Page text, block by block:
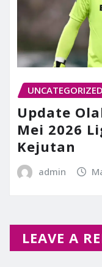
UNCATEGORIZED
Update
Mei 2026
Kejutan
admin
LEAVE A